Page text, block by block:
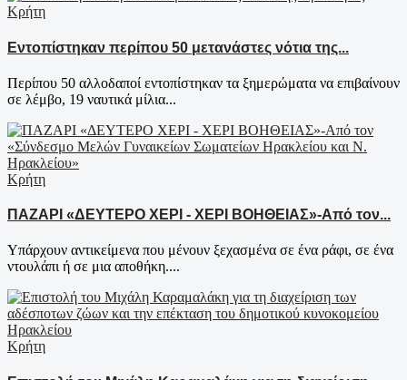
Κρήτη
Εντοπίστηκαν περίπου 50 μετανάστες νότια της...
Περίπου 50 αλλοδαποί εντοπίστηκαν τα ξημερώματα να επιβαίνουν
σε λέμβο, 19 ναυτικά μίλια...
Κρήτη
ΠΑΖΑΡΙ «ΔΕΥΤΕΡΟ ΧΕΡΙ - ΧΕΡΙ ΒΟΗΘΕΙΑΣ»-Από τον...
Υπάρχουν αντικείμενα που μένουν ξεχασμένα σε ένα ράφι, σε ένα
ντουλάπι ή σε μια αποθήκη....
Κρήτη